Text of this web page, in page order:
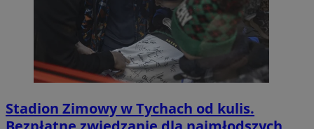
Stadion Zimowy w Tychach od kulis.